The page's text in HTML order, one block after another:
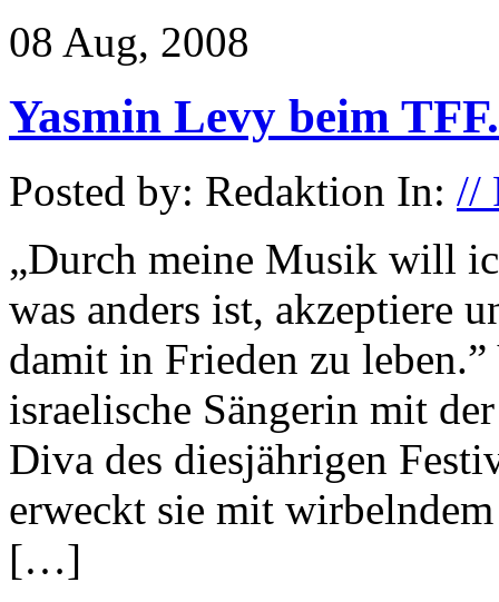
08 Aug, 2008
Yasmin Levy beim
Posted by: Redaktion In: //
„Durch meine Musik will
was anders ist, akzeptiere
damit in Frieden zu
israelische Sängerin mit
Diva des diesjährigen
erweckt sie mit
[…]